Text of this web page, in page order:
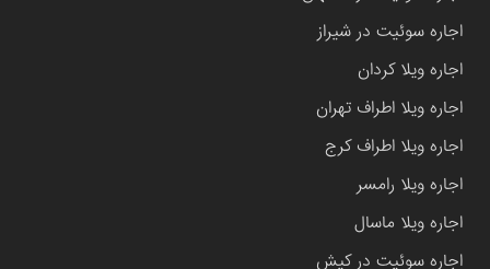
اجاره سوئیت در شیراز
اجاره ویلا کردان
اجاره ویلا اطراف تهران
اجاره ویلا اطراف کرج
اجاره ویلا رامسر
اجاره ویلا ماسال
اجاره سوئیت در کیش